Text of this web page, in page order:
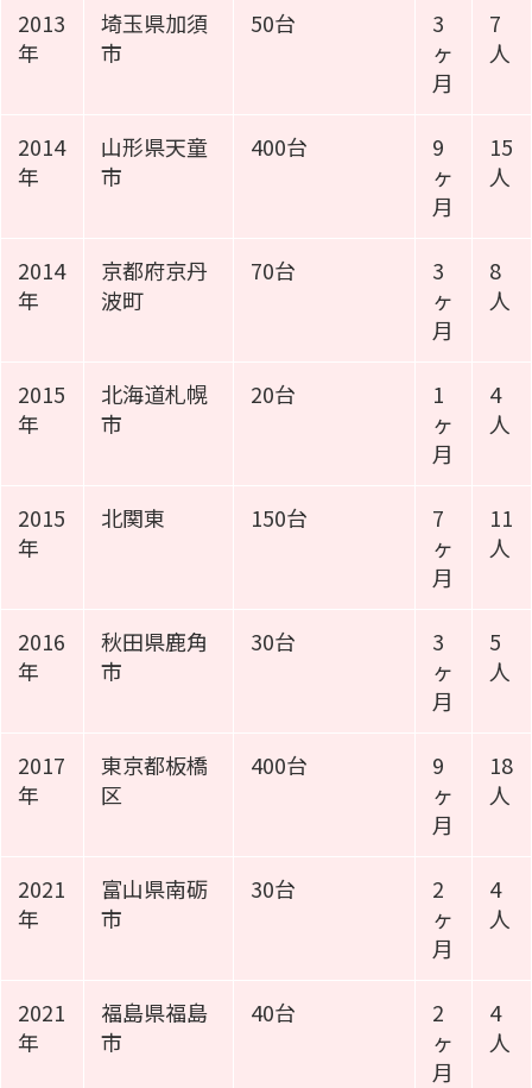
2013
年
埼玉県加須
市
50台
3
ヶ
月
7
人
2014
年
山形県天童
市
400台
9
ヶ
月
15
人
2014
年
京都府京丹
波町
70台
3
ヶ
月
8
人
2015
年
北海道札幌
市
20台
1
ヶ
月
4
人
2015
年
北関東 150台
7
ヶ
月
11
人
2016
年
秋田県鹿角
市
30台
3
ヶ
月
5
人
2017
年
東京都板橋
区
400台
9
ヶ
月
18
人
2021
年
富山県南砺
市
30台
2
ヶ
月
4
人
2021
年
福島県福島
市
40台
2
ヶ
月
4
人